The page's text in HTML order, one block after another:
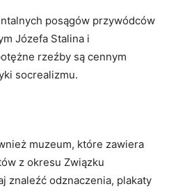
posągów przywódców
Józefa Stalina i
rzeźby są cennym
socrealizmu.
muzeum, które zawiera
z okresu Związku
znaleźć odznaczenia, plakaty